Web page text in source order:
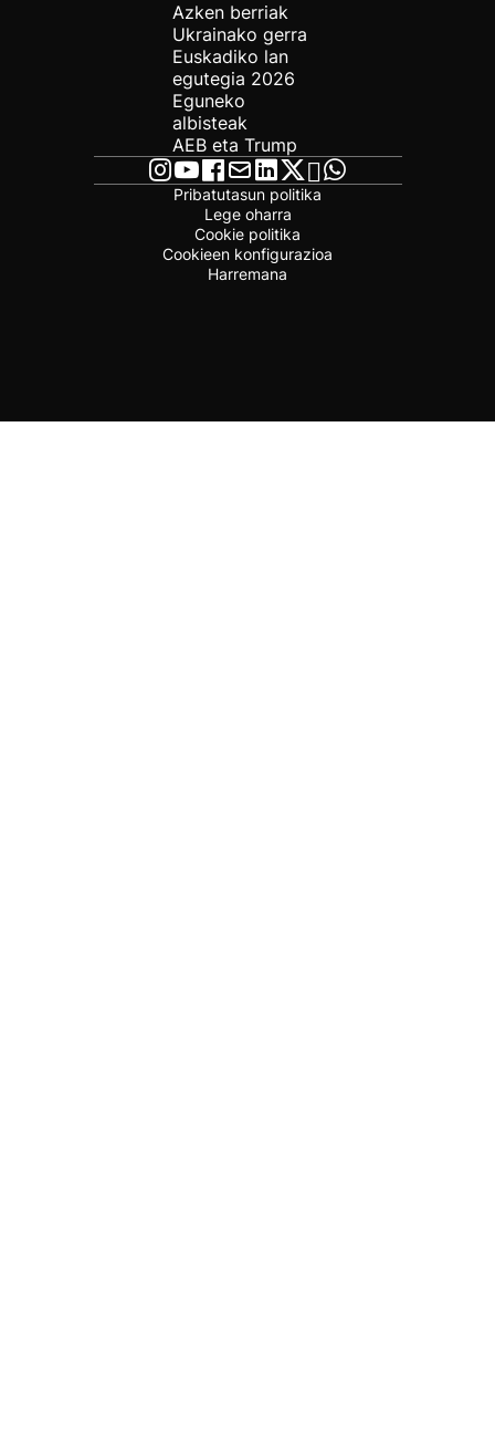
Azken berriak
Ukrainako gerra
Euskadiko lan
egutegia 2026
Eguneko
albisteak
AEB eta Trump
Pribatutasun politika
Lege oharra
Cookie politika
Cookieen konfigurazioa
Harremana